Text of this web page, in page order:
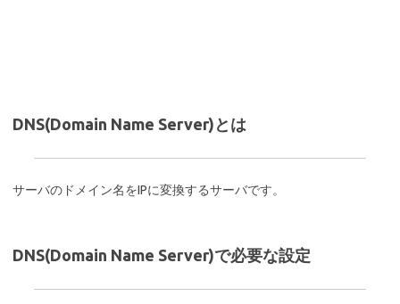
DNS(Domain Name Server)とは
サーバのドメイン名をIPに変換するサーバです。
DNS(Domain Name Server)で必要な設定